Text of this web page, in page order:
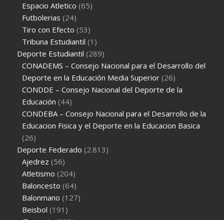
Espacio Atletico (65)
Futbolerias (24)
Tiro con Efecto (53)
Tribuna Estudiantil (1)
Deporte Estudiantil (289)
CONADEMS – Consejo Nacional para el Desarrollo del
Deporte en la Educación Media Superior (26)
CONDDE – Consejo Nacional del Deporte de la
Educación (44)
CONDEBA – Consejo Nacional para el Desarrollo de la
Educacion Fisica y el Deporte en la Educacion Basica
(26)
Deporte Federado (2.813)
Ajedrez (56)
Atletismo (204)
Baloncesto (64)
Balonmano (127)
Beisbol (191)